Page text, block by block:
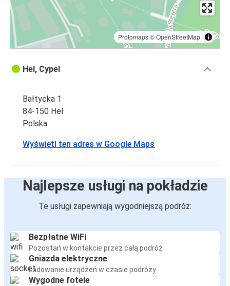
Protomaps©OpenStreetMap
Hel, Cypel
Bałtycka 1
84-150 Hel
Polska
Wyświetl ten adres w Google Maps
Najlepsze usługi na pokładzie
Te usługi zapewniają wygodniejszą podróż:
Bezpłatne WiFi
Pozostań w kontakcie przez całą podróż
Gniazda elektryczne
Ładowanie urządzeń w czasie podróży
Wygodne fotele